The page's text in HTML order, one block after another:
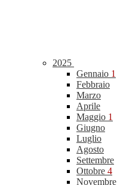
2025
Gennaio 1
Febbraio
Marzo
Aprile
Maggio 1
Giugno
Luglio
Agosto
Settembre
Ottobre 4
Novembre